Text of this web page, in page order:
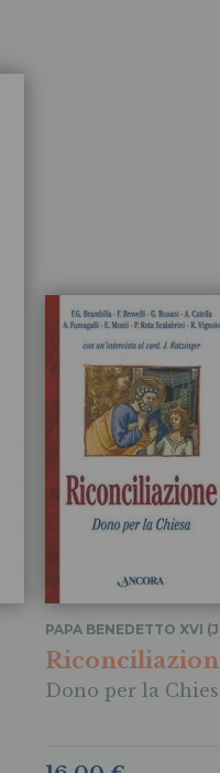
Dono per la
PAPA BENEDETTO XVI
RATZINGER),FRANCO
BRAMBILLA,FRANCO